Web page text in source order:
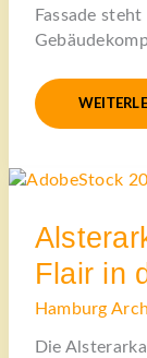
Fassade
Flair in
Hamburg
Die
DER
CITY